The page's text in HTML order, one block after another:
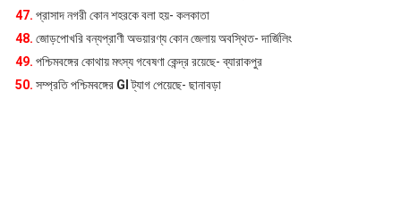
47. প্রাসাদ নগরী কোন শহরকে বলা হয়- কলকাতা
48. জোড়পোখরি বন্যপ্রাণী অভয়ারণ্য কোন জেলায় অবস্থিত- দার্জিলিং
49. পশ্চিমবঙ্গের কোথায় মৎস্য গবেষণা কেন্দ্র রয়েছে- ব্যারাকপুর
50. সম্প্রতি পশ্চিমবঙ্গের GI ট্যাগ পেয়েছে- ছানাবড়া